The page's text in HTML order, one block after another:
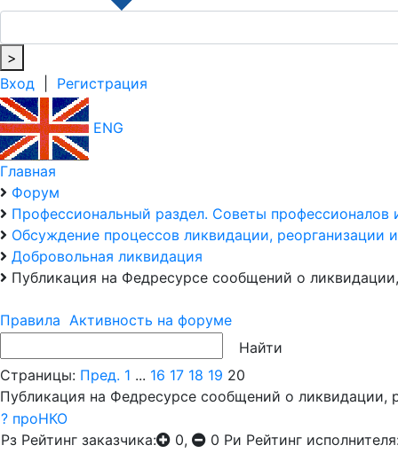
>
Вход
Регистрация
ENG
Главная
Форум
Профессиональный раздел. Советы
Обсуждение процессов ликвидации, реорганизации
Добровольная ликвидация
Публикация на Федресурсе сообщений о
Правила Активность на форуме
Страницы: Пред. 1 ... 16 17 18 19 20
Публикация на Федресурсе сообщений о ликвидации,
? проНКО
Рз Рейтинг заказчика: 0, 0 Ри Рейтинг